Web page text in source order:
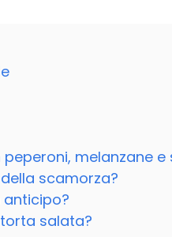
melanzane e
scamorza?
salata?